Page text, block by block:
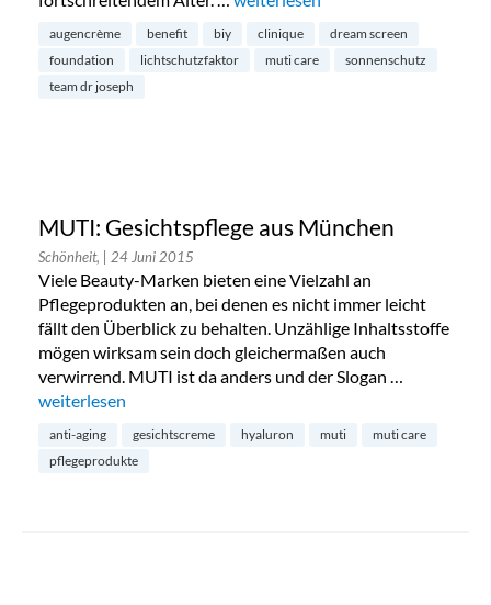
augencrème benefit biy clinique
dream screen
foundation
lichtschutzfaktor muti care
sonnenschutz
team dr joseph
MUTI: Gesichtspflege aus München
Schönheit, | 24 Juni 2015
Viele Beauty-Marken bieten eine Vielzahl an
Pflegeprodukten an, bei denen es nicht immer leicht
fällt den Überblick zu behalten. Unzählige Inhaltsstoffe
mögen wirksam sein doch gleichermaßen auch
verwirrend. MUTI ist da anders und der Slogan …
„MUTI: Gesichtspflege aus München“
weiterlesen
anti-aging gesichtscreme hyaluron muti
muti care
pflegeprodukte